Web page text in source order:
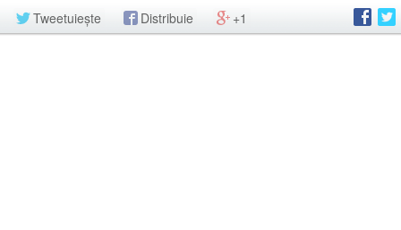
Tweetuiește Distribuie +1